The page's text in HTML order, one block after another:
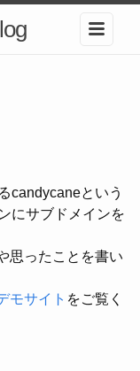
candycaneという
にサブドメインを
思ったことを書い
モサイト をご覧く